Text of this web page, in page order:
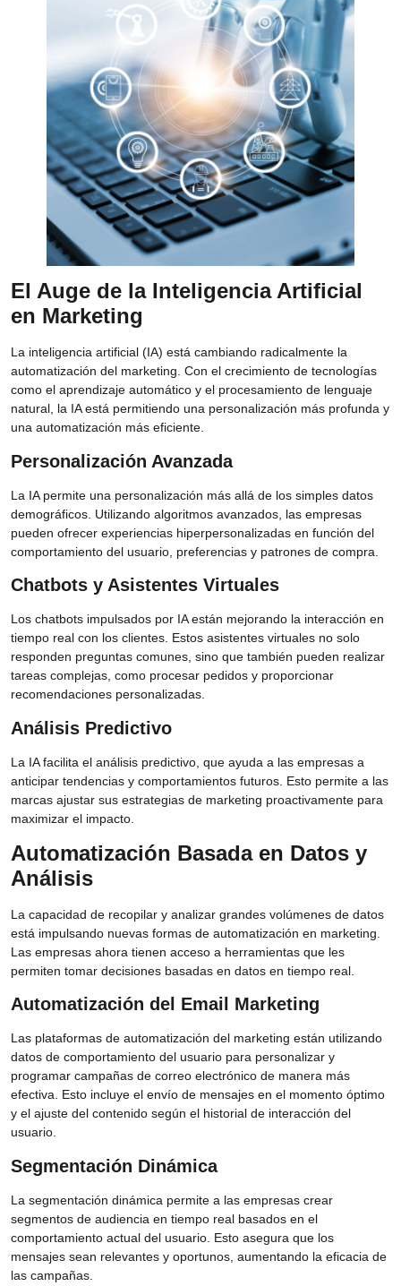
El Auge de la Inteligencia Artificial
en Marketing
La inteligencia artificial (IA) está cambiando radicalmente la
automatización del marketing. Con el crecimiento de tecnologías
como el aprendizaje automático y el procesamiento de lenguaje
natural, la IA está permitiendo una personalización más profunda y
una automatización más eficiente.
Personalización Avanzada
La IA permite una personalización más allá de los simples datos
demográficos. Utilizando algoritmos avanzados, las empresas
pueden ofrecer experiencias hiperpersonalizadas en función del
comportamiento del usuario, preferencias y patrones de compra.
Chatbots y Asistentes Virtuales
Los chatbots impulsados por IA están mejorando la interacción en
tiempo real con los clientes. Estos asistentes virtuales no solo
responden preguntas comunes, sino que también pueden realizar
tareas complejas, como procesar pedidos y proporcionar
recomendaciones personalizadas.
Análisis Predictivo
La IA facilita el análisis predictivo, que ayuda a las empresas a
anticipar tendencias y comportamientos futuros. Esto permite a las
marcas ajustar sus estrategias de marketing proactivamente para
maximizar el impacto.
Automatización Basada en Datos y
Análisis
La capacidad de recopilar y analizar grandes volúmenes de datos
está impulsando nuevas formas de automatización en marketing.
Las empresas ahora tienen acceso a herramientas que les
permiten tomar decisiones basadas en datos en tiempo real.
Automatización del Email Marketing
Las plataformas de automatización del marketing están utilizando
datos de comportamiento del usuario para personalizar y
programar campañas de correo electrónico de manera más
efectiva. Esto incluye el envío de mensajes en el momento óptimo
y el ajuste del contenido según el historial de interacción del
usuario.
Segmentación Dinámica
La segmentación dinámica permite a las empresas crear
segmentos de audiencia en tiempo real basados en el
comportamiento actual del usuario. Esto asegura que los
mensajes sean relevantes y oportunos, aumentando la eficacia de
las campañas.